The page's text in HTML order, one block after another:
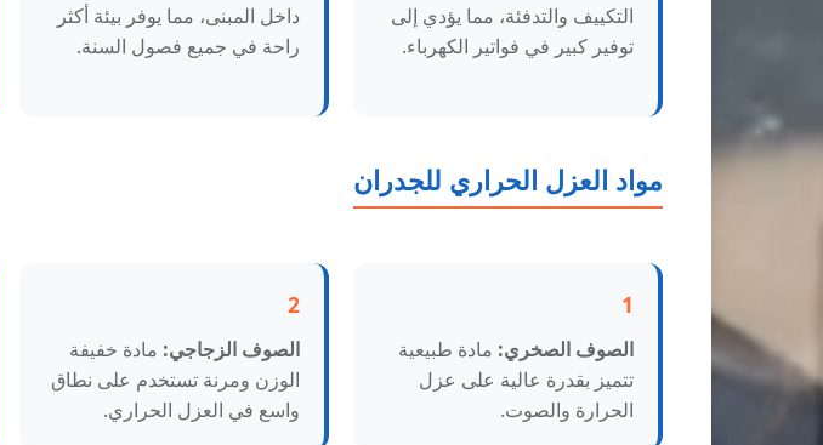
التكييف والتدفئة، مما يؤدي إلى
توفير كبير في فواتير الكهرباء.
داخل المبنى، مما يوفر بيئة أكثر
راحة في جميع فصول السنة.
مواد العزل الحراري للجدران
1
الصوف الصخري: مادة طبيعية
تتميز بقدرة عالية على عزل
الحرارة والصوت.
2
الصوف الزجاجي: مادة خفيفة
الوزن ومرنة تستخدم على نطاق
واسع في العزل الحراري.